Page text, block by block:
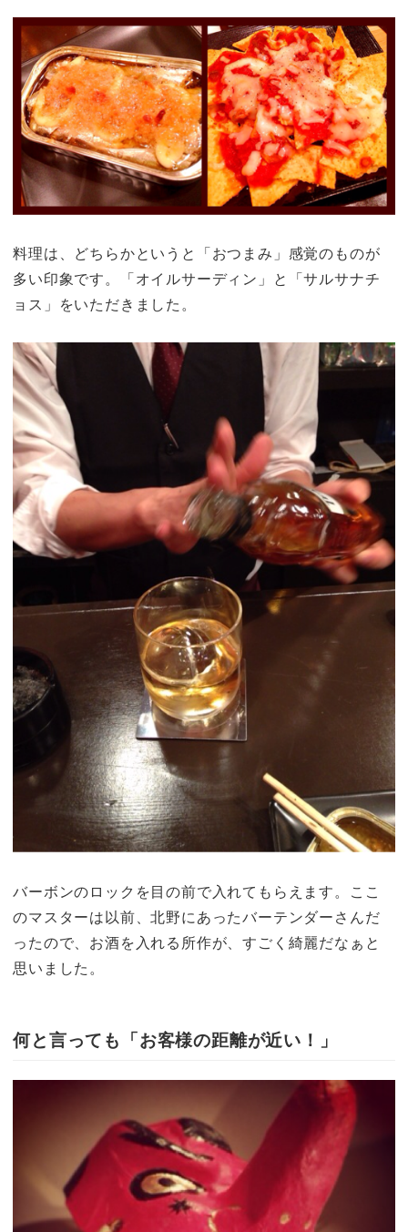
料理は、どちらかというと「おつまみ」感覚のものが
多い印象です。「オイルサーディン」と「サルサナチ
ョス」をいただきました。
バーボンのロックを目の前で入れてもらえます。ここ
のマスターは以前、北野にあったバーテンダーさんだ
ったので、お酒を入れる所作が、すごく綺麗だなぁと
思いました。
何と言っても「お客様の距離が近い！」